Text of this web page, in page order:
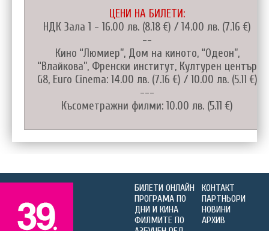
ЦЕНИ НА БИЛЕТИ:
НДК Зала 1 - 16.00 лв. (8.18 €) / 14.00 лв. (7.16 €)
--
Кино “Люмиер”, Дом на киното, “Одеон”,
“Влайкова”, Френски институт, Културен център
G8, Euro Cinema: 14.00 лв. (7.16 €) / 10.00 лв. (5.11 €)
---
Късометражни филми: 10.00 лв. (5.11 €)
БИЛЕТИ ОНЛАЙН
ПРОГРАМА ПО
ДНИ И КИНА
ФИЛМИТЕ ПО
КОНТАКТ
ПАРТНЬОРИ
НОВИНИ
АРХИВ